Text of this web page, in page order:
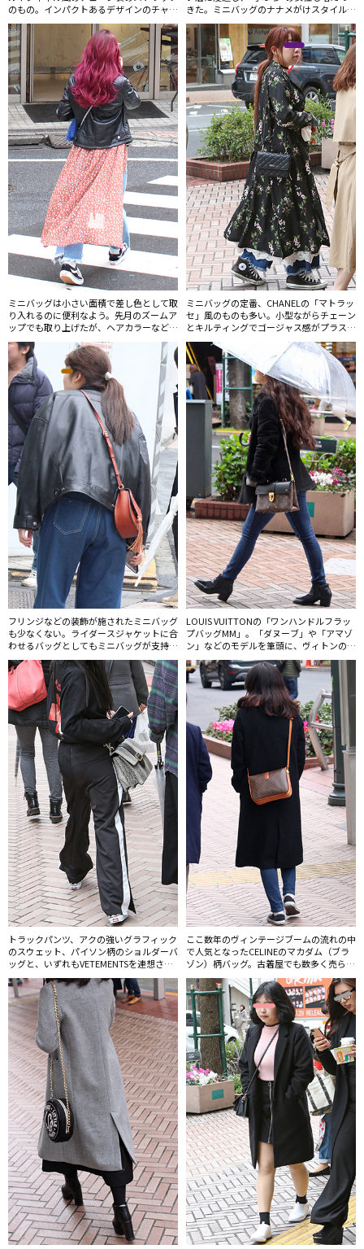
のもの。インパクトあるデザインのチャン
キーヒールもじわじわと人気上昇中。
きた。ミニバッグのナナメがけスタイルは
リュックよりもさらに身軽な印象。
ミニバッグは小さい面積で差し色として取
り入れるのに便利なよう。先月のズームア
ップでも取り上げたが、ヘアカラーなど差
し色する部位や色そのものもバリエーショ
ンが増えてきた。
ミニバッグの定番、CHANELの「マトラッ
セ」風のものも多い。小型ながらチェーン
とキルティングでゴージャス感がプラスさ
れる。
フリンジなどの装飾が施されたミニバッグ
も少なくない。ライダースジャケットに合
わせるバッグとしてもミニバッグが支持さ
れている。
LOUIS VUITTONの「ワンハンドルフラッ
プバッグMM」。「ダヌーブ」や「アマゾ
ン」などのモデルを筆頭に、ヴィトンの小
型ショルダーバッグが再び人気になってき
た。
トラックパンツ、アクの強いグラフィック
のスウェット、パイソン柄のショルダーバ
ッグと、いずれもVETEMENTSを連想させ
る要素を含んだコーディネート。
ここ数年のヴィンテージブームの流れの中
で人気となったCELINEのマカダム（ブラ
ゾン）柄バッグ。古着屋でも数多く売られ
ているが、おばあちゃんやお母さんのおさ
がりのものを使う若者も増えている。